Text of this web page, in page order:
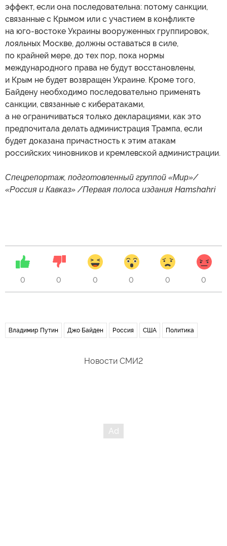
эффект, если она последовательна: потому санкции,
связанные с Крымом или с участием в конфликте
на юго-востоке Украины вооруженных группировок,
лояльных Москве, должны оставаться в силе,
по крайней мере, до тех пор, пока нормы
международного права не будут восстановлены,
и Крым не будет возвращен Украине. Кроме того,
Байдену необходимо последовательно применять
санкции, связанные с кибератаками,
а не ограничиваться только декларациями, как это
предпочитала делать администрация Трампа, если
будет доказана причастность к этим атакам
российских чиновников и кремлевской администрации.
Спецрепортаж, подготовленный группой «Мир»/
«Россия и Кавказ» /Первая полоса издания Hamshahri
0 0 0 0 0 0
Владимир Путин Джо Байден Россия США Политика
Новости СМИ2